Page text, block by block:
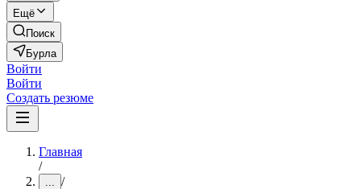
Ещё
Поиск
Бурла
Войти
Войти
Создать резюме
Главная
/
... /